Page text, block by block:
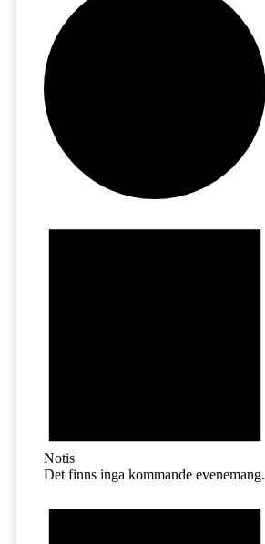
Notis
Det finns inga kommande evenemang.